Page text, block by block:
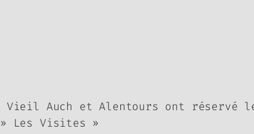
Vieil Auch et Alentours ont réservé
Les Visites »